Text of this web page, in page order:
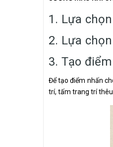
1. Lựa
2. Lựa
3. Tạo
Để tạo điểm nhấn
trí, tấm trang trí thêu